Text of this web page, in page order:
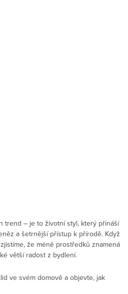
trend – je to životní styl, který přináší
a šetrnější přístup k přírodě. Když
že méně prostředků znamená
větší radost z bydlení.
ve svém domově a objevte, jak